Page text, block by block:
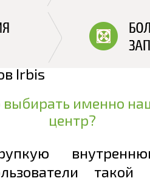
именно
центр?
такой